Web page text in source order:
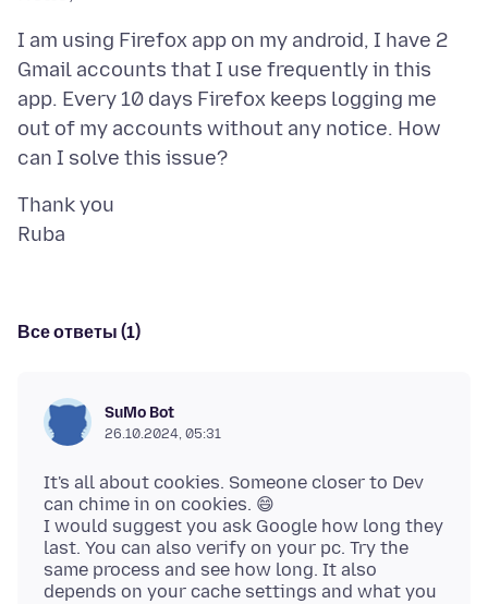
I am using Firefox app on my android, I have 2
Gmail accounts that I use frequently in this
app. Every 10 days Firefox keeps logging me
out of my accounts without any notice. How
Thank you
Все ответы (1)
SuMo Bot
26.10.2024, 05:31
It's all about cookies. Someone closer to Dev
can chime in on cookies. 😄
I would suggest you ask Google how long they
last. You can also verify on your pc. Try the
same process and see how long. It also
depends on your cache settings and what you